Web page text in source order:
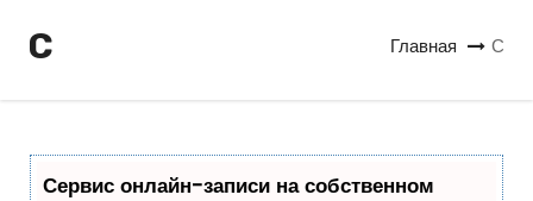
С Главная С
Сервис онлайн-записи на собственном